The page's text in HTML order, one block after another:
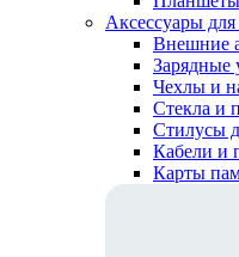
Аксессуары
Внешние
Зарядные
Чехлы и
Стекла и
Стилусы
Кабели и
Карты